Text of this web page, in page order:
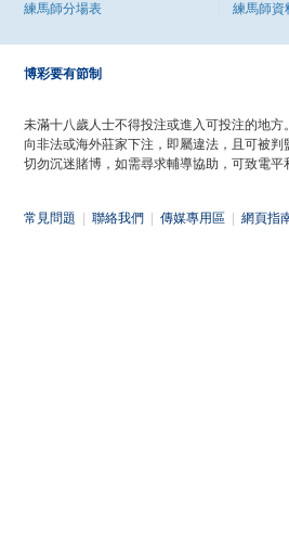
練馬師分場表
練馬師資
博彩要有節制
未滿十八歲人士不得投注或進入可投注的地方。
向非法或海外莊家下注，即屬違法，且可被判
切勿沉迷賭博，如需尋求輔導協助，可致電平
常見問題 聯絡我們 傳媒專用區 網頁指